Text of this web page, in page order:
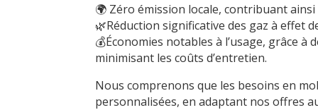
🌍 Zéro émission locale, contribuant
🌿Réduction significative des gaz à effet
💰Économies notables à l’usage, grâce
minimisant les coûts d’entretien.
Nous comprenons que les besoins en
personnalisées, en adaptant nos offres